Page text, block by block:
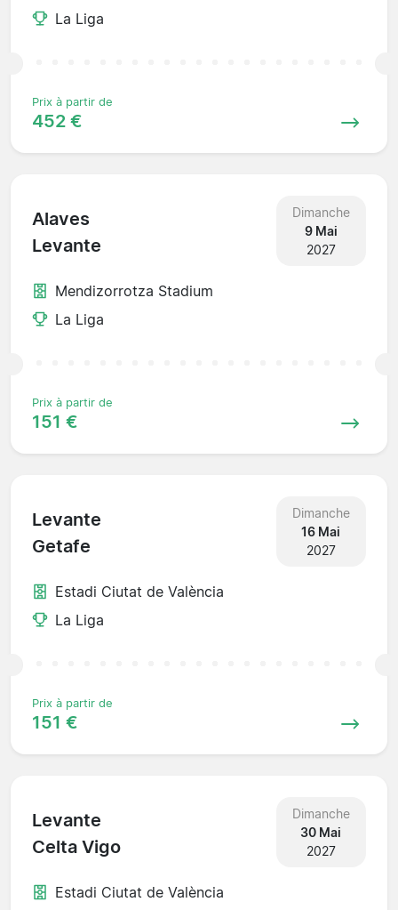
La Liga
Prix à partir de
452 €
Alaves
Levante
Dimanche
9 Mai
2027
Mendizorrotza Stadium
La Liga
Prix à partir de
151 €
Levante
Getafe
Dimanche
16 Mai
2027
Estadi Ciutat de València
La Liga
Prix à partir de
151 €
Levante
Celta Vigo
Dimanche
30 Mai
2027
Estadi Ciutat de València